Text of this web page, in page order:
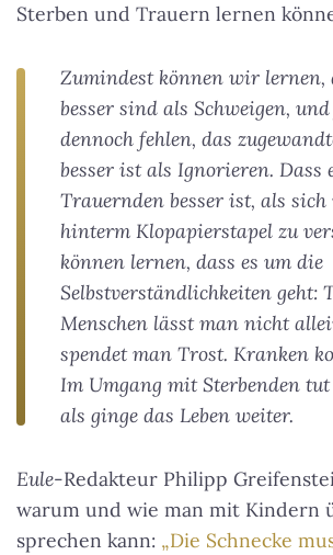
Sterben und Trauern lernen
Zumindest können wir lernen,
besser sind als Schweigen,
dennoch fehlen, das
besser ist als Ignorieren. Dass
Trauernden besser ist, als
hinterm Klopapierstapel zu
können lernen, dass es um die
Selbstverständlichkeiten geht:
Menschen lässt man nicht
spendet man Trost. Kranken
Im Umgang mit Sterbenden
als ginge das Leben weiter.
Eule-Redakteur Philipp
warum und wie man mit Kindern
sprechen kann: „Die Schnecke